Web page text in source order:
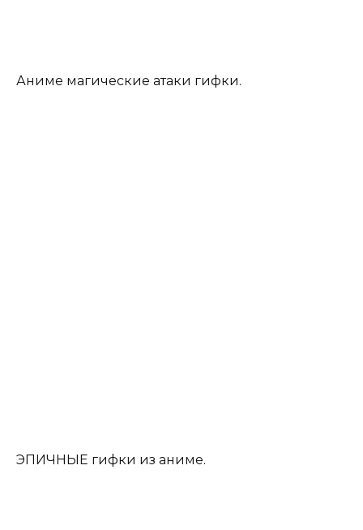
Аниме магические атаки гифки.
ЭПИЧНЫЕ гифки из аниме.